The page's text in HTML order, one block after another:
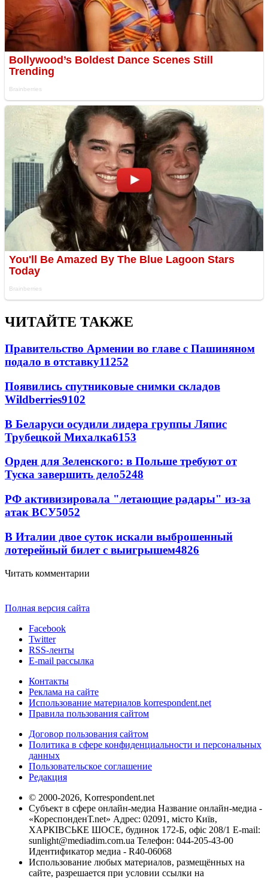
ЧИТАЙТЕ ТАКЖЕ
Правительство Армении во главе с Пашиняном
подало в отставку11252
Появились спутниковые снимки складов
Wildberries9102
В Беларуси осудили лидера группы Ляпис
Трубецкой Михалка6153
Орден для Зеленского: в Польше требуют от
Туска завершить дело5248
РФ активизировала "летающие радары" из-за
атак ВСУ5052
В Италии двое суток искали выброшенный
лотерейный билет с выигрышем4826
Читать комментарии
Полная версия сайта
Facebook
Twitter
RSS-ленты
E-mail рассылка
Контакты
Реклама на сайте
Использование материалов korrespondent.net
Правила пользования сайтом
Договор пользования сайтом
Политика в сфере конфиденциальности и персональных
данных
Пользовательское соглашение
Редакция
© 2000-2026, Korrespondent.net
Субъект в сфере онлайн-медиа Название онлайн-медиа -
«КореспонденТ.net» Адрес: 02091, місто Київ,
ХАРКІВСЬКЕ ШОСЕ, будинок 172-Б, офіс 208/1 E-mail:
sunlight@mediadim.com.ua Телефон: 044-205-43-00
Идентификатор медиа - R40-06068
Использование любых материалов, размещённых на
сайте, разрешается при условии ссылки на